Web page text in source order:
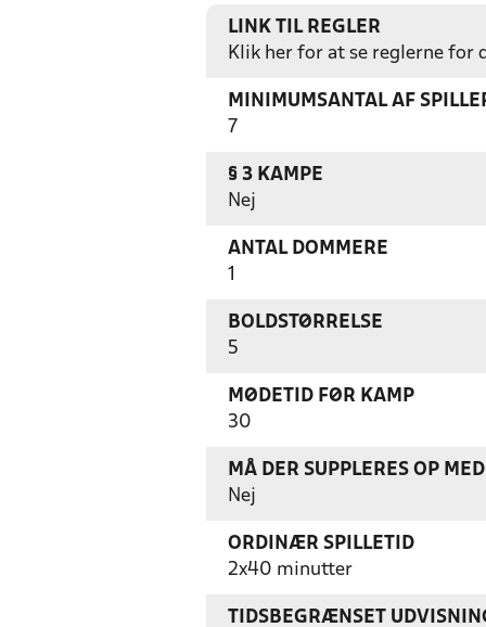
LINK TIL REGLER
Klik her for at se reglerne for
MINIMUMSANTAL AF
7
§ 3 KAMPE
Nej
ANTAL DOMMERE
1
BOLDSTØRRELSE
5
MØDETID FØR KAMP
30
MÅ DER SUPPLERES OP
Nej
ORDINÆR SPILLETID
2x40 minutter
TIDSBEGRÆNSET